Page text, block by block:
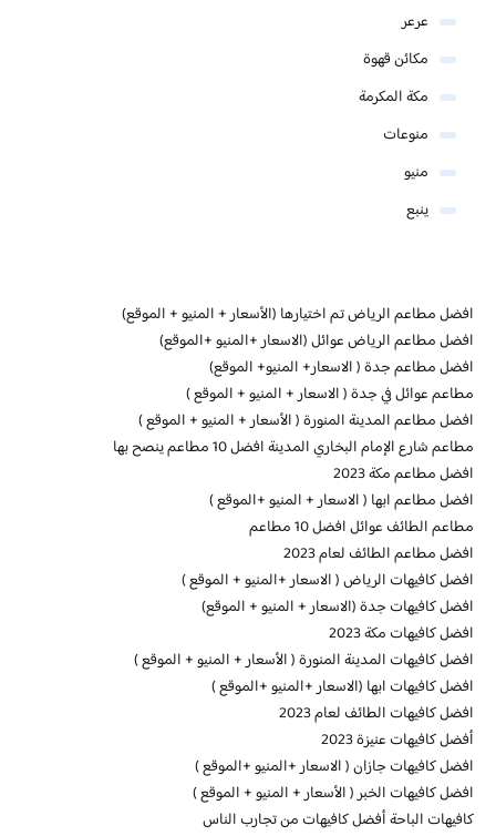
عرعر
مكائن قهوة
مكة المكرمة
منوعات
منيو
ينبع
افضل مطاعم الرياض تم اختيارها (الأسعار + المنيو + الموقع)
افضل مطاعم الرياض عوائل (الاسعار +المنيو +الموقع)
افضل مطاعم جدة ( الاسعار+ المنيو+ الموقع)
مطاعم عوائل في جدة ( الاسعار + المنيو + الموقع )
افضل مطاعم المدينة المنورة ( الأسعار + المنيو + الموقع )
مطاعم شارع الإمام البخاري المدينة افضل 10 مطاعم ينصح بها
افضل مطاعم مكة 2023
افضل مطاعم ابها ( الاسعار + المنيو +الموقع )
مطاعم الطائف عوائل افضل 10 مطاعم
افضل مطاعم الطائف لعام 2023
افضل كافيهات الرياض ( الاسعار +المنيو + الموقع )
افضل كافيهات جدة (الاسعار + المنيو + الموقع)
افضل كافيهات مكة 2023
افضل كافيهات المدينة المنورة ( الأسعار + المنيو + الموقع )
افضل كافيهات ابها (الاسعار +المنيو +الموقع )
افضل كافيهات الطائف لعام 2023
أفضل كافيهات عنيزة 2023
افضل كافيهات جازان ( الاسعار +المنيو +الموقع )
افضل كافيهات الخبر ( الأسعار + المنيو + الموقع )
كافيهات الباحة أفضل كافيهات من تجارب الناس